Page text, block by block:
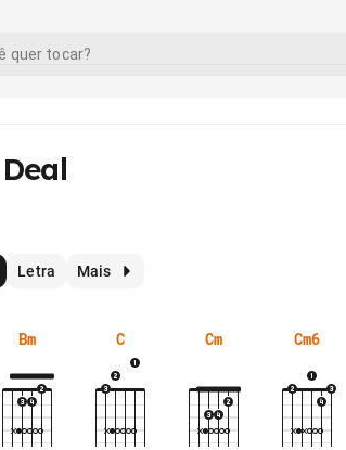
Letra Mais
Bm C Cm Cm6